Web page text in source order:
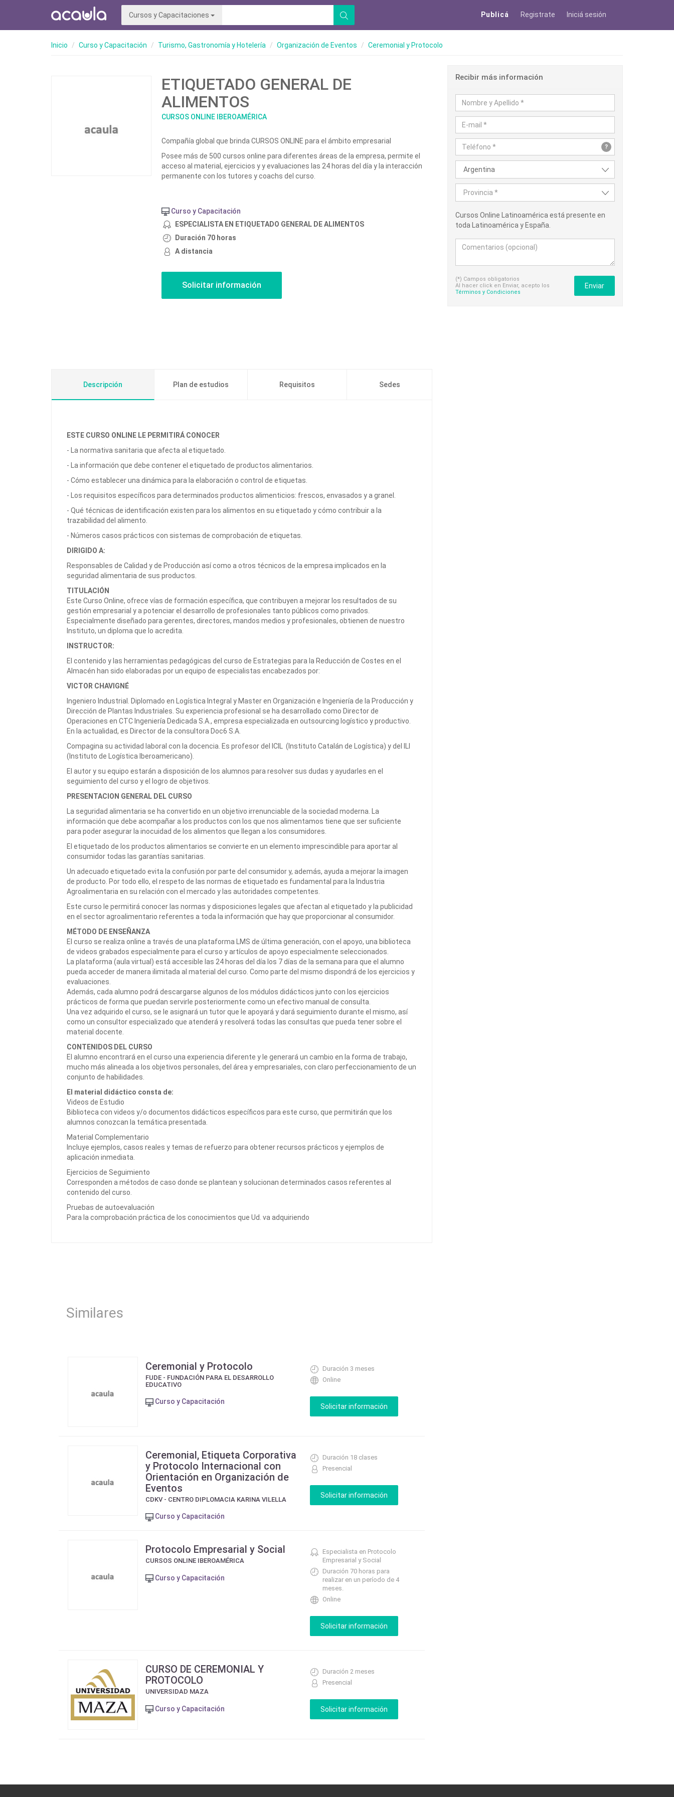
Cursos y Capacitaciones Publicá Registrate Iniciá sesión
Inicio Curso y Capacitación Turismo, Gastronomía y Hotelería Organización de Eventos Ceremonial y Protocolo
ETIQUETADO GENERAL DE
ALIMENTOS
CURSOS ONLINE IBEROAMÉRICA
Compañía global que brinda CURSOS ONLINE para el ámbito empresarial
Posee más de 500 cursos online para diferentes áreas de la empresa, permite el
acceso al material, ejercicios y y evaluaciones las 24 horas del día y la interacción
permanente con los tutores y coachs del curso.
Curso y Capacitación
ESPECIALISTA EN ETIQUETADO GENERAL DE ALIMENTOS
Duración 70 horas
A distancia
Recibir más información
?
Argentina
Provincia *
Cursos Online Latinoamérica está presente en
toda Latinoamérica y España.
(*) Campos obligatorios
Al hacer click en Enviar, acepto los
Términos y Condiciones
Enviar
Descripción Plan de estudios Requisitos Sedes
ESTE CURSO ONLINE LE PERMITIRÁ CONOCER
- La normativa sanitaria que afecta al etiquetado.
- La información que debe contener el etiquetado de productos alimentarios.
- Cómo establecer una dinámica para la elaboración o control de etiquetas.
- Los requisitos específicos para determinados productos alimenticios: frescos, envasados y a granel.
- Qué técnicas de identificación existen para los alimentos en su etiquetado y cómo contribuir a la
trazabilidad del alimento.
- Números casos prácticos con sistemas de comprobación de etiquetas.
DIRIGIDO A:
Responsables de Calidad y de Producción así como a otros técnicos de la empresa implicados en la
seguridad alimentaria de sus productos.
TITULACIÓN
Este Curso Online, ofrece vías de formación específica, que contribuyen a mejorar los resultados de su
gestión empresarial y a potenciar el desarrollo de profesionales tanto públicos como privados.
Especialmente diseñado para gerentes, directores, mandos medios y profesionales, obtienen de nuestro
Instituto, un diploma que lo acredita.
INSTRUCTOR:
El contenido y las herramientas pedagógicas del curso de Estrategias para la Reducción de Costes en el
Almacén han sido elaboradas por un equipo de especialistas encabezados por:
VICTOR CHAVIGNÉ
Ingeniero Industrial. Diplomado en Logística Integral y Master en Organización e Ingeniería de la Producción y
Dirección de Plantas Industriales. Su experiencia profesional se ha desarrollado como Director de
Operaciones en CTC Ingeniería Dedicada S.A., empresa especializada en outsourcing logístico y productivo.
En la actualidad, es Director de la consultora Doc6 S.A.
Compagina su actividad laboral con la docencia. Es profesor del ICIL (Instituto Catalán de Logística) y del ILI
(Instituto de Logística Iberoamericano).
El autor y su equipo estarán a disposición de los alumnos para resolver sus dudas y ayudarles en el
seguimiento del curso y el logro de objetivos.
PRESENTACION GENERAL DEL CURSO
La seguridad alimentaria se ha convertido en un objetivo irrenunciable de la sociedad moderna. La
información que debe acompañar a los productos con los que nos alimentamos tiene que ser suficiente
para poder asegurar la inocuidad de los alimentos que llegan a los consumidores.
El etiquetado de los productos alimentarios se convierte en un elemento imprescindible para aportar al
consumidor todas las garantías sanitarias.
Un adecuado etiquetado evita la confusión por parte del consumidor y, además, ayuda a mejorar la imagen
de producto. Por todo ello, el respeto de las normas de etiquetado es fundamental para la Industria
Agroalimentaria en su relación con el mercado y las autoridades competentes.
Este curso le permitirá conocer las normas y disposiciones legales que afectan al etiquetado y la publicidad
en el sector agroalimentario referentes a toda la información que hay que proporcionar al consumidor.
MÉTODO DE ENSEÑANZA
El curso se realiza online a través de una plataforma LMS de última generación, con el apoyo, una biblioteca
de videos grabados especialmente para el curso y artículos de apoyo especialmente seleccionados.
La plataforma (aula virtual) está accesible las 24 horas del día los 7 días de la semana para que el alumno
pueda acceder de manera ilimitada al material del curso. Como parte del mismo dispondrá de los ejercicios y
evaluaciones.
Además, cada alumno podrá descargarse algunos de los módulos didácticos junto con los ejercicios
prácticos de forma que puedan servirle posteriormente como un efectivo manual de consulta.
Una vez adquirido el curso, se le asignará un tutor que le apoyará y dará seguimiento durante el mismo, así
como un consultor especializado que atenderá y resolverá todas las consultas que pueda tener sobre el
material docente.
CONTENIDOS DEL CURSO
El alumno encontrará en el curso una experiencia diferente y le generará un cambio en la forma de trabajo,
mucho más alineada a los objetivos personales, del área y empresariales, con claro perfeccionamiento de un
conjunto de habilidades.
El material didáctico consta de:
Videos de Estudio
Biblioteca con videos y/o documentos didácticos específicos para este curso, que permitirán que los
alumnos conozcan la temática presentada.
Material Complementario
Incluye ejemplos, casos reales y temas de refuerzo para obtener recursos prácticos y ejemplos de
aplicación inmediata.
Ejercicios de Seguimiento
Corresponden a métodos de caso donde se plantean y solucionan determinados casos referentes al
contenido del curso.
Pruebas de autoevaluación
Para la comprobación práctica de los conocimientos que Ud. va adquiriendo
Similares
Ceremonial y Protocolo
FUDE - FUNDACIÓN PARA EL DESARROLLO
EDUCATIVO
Curso y Capacitación
Duración 3 meses
Online
Ceremonial, Etiqueta Corporativa
y Protocolo Internacional con
Orientación en Organización de
Eventos
CDKV - CENTRO DIPLOMACIA KARINA VILELLA
Curso y Capacitación
Duración 18 clases
Presencial
Protocolo Empresarial y Social
CURSOS ONLINE IBEROAMÉRICA
Curso y Capacitación
Especialista en Protocolo
Empresarial y Social
Duración 70 horas para
realizar en un período de 4
meses.
Online
CURSO DE CEREMONIAL Y
PROTOCOLO
UNIVERSIDAD MAZA
Curso y Capacitación
Duración 2 meses
Presencial